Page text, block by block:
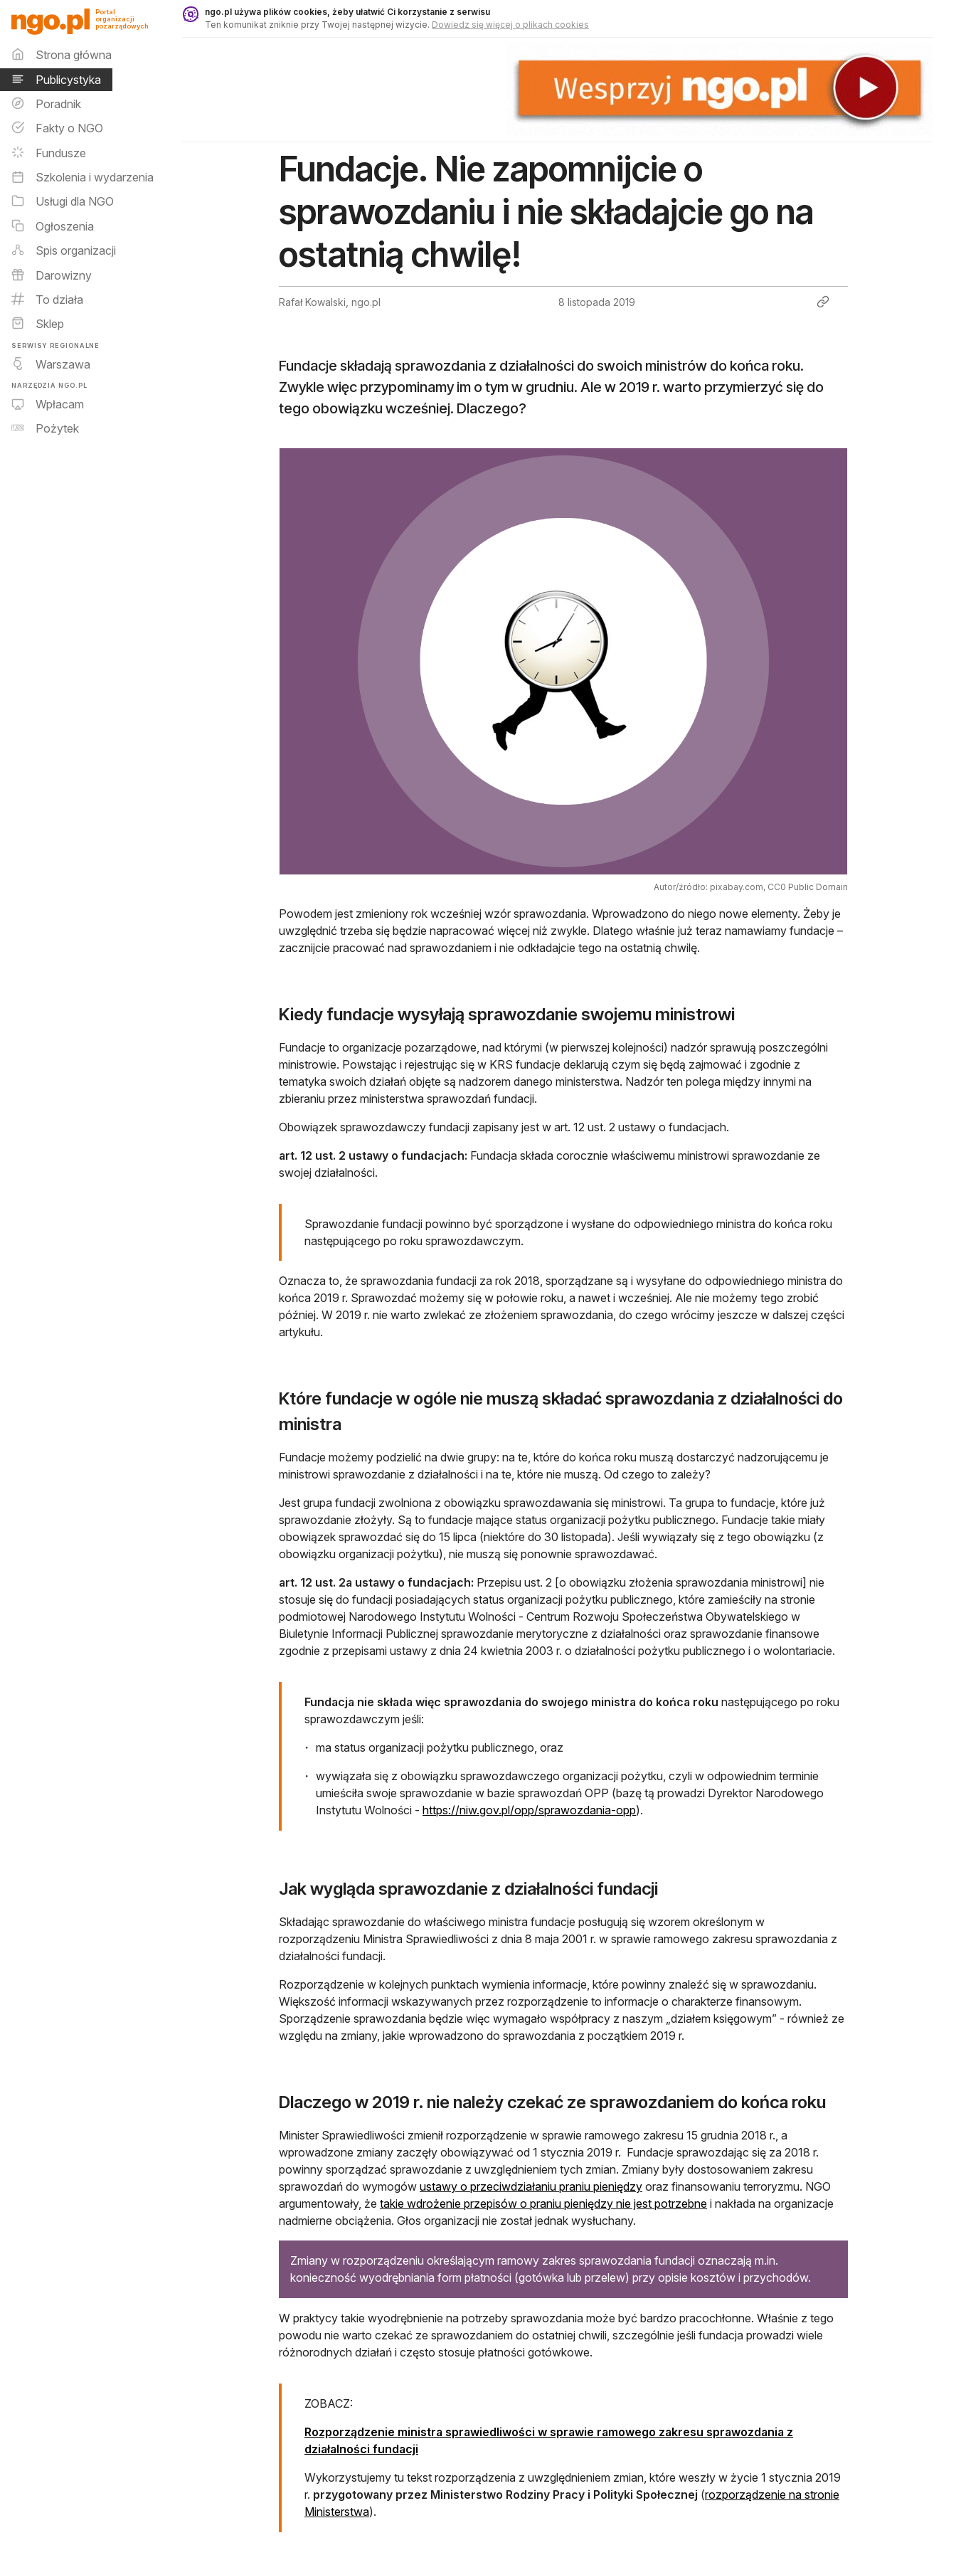
Publicystyka - ngo.pl
Portal
organizacji
pozarządowych
Menu główne
Strona główna
Publicystyka
Poradnik
Fakty o NGO
Fundusze
Szkolenia i wydarzenia
Usługi dla NGO
Ogłoszenia
Spis organizacji
Darowizny
To działa
Sklep
SERWISY REGIONALNE
Warszawa
NARZĘDZIA NGO.PL
Wpłacam
Pożytek
ngo.pl używa plików cookies, żeby ułatwić Ci korzystanie z serwisu
Ten komunikat zniknie przy Twojej następnej wizycie. Dowiedz się więcej o plikach cookies
Fundacje. Nie zapomnijcie o
sprawozdaniu i nie składajcie go na
ostatnią chwilę!
Rafał Kowalski, ngo.pl 8 listopada 2019
Fundacje składają sprawozdania z działalności do swoich ministrów do końca roku.
Zwykle więc przypominamy im o tym w grudniu. Ale w 2019 r. warto przymierzyć się do
tego obowiązku wcześniej. Dlaczego?
Autor/źródło: pixabay.com, CC0 Public Domain
Powodem jest zmieniony rok wcześniej wzór sprawozdania. Wprowadzono do niego nowe elementy. Żeby je
uwzględnić trzeba się będzie napracować więcej niż zwykle. Dlatego właśnie już teraz namawiamy fundacje –
zacznijcie pracować nad sprawozdaniem i nie odkładajcie tego na ostatnią chwilę.
Kiedy fundacje wysyłają sprawozdanie swojemu ministrowi
Fundacje to organizacje pozarządowe, nad którymi (w pierwszej kolejności) nadzór sprawują poszczególni
ministrowie. Powstając i rejestrując się w KRS fundacje deklarują czym się będą zajmować i zgodnie z
tematyka swoich działań objęte są nadzorem danego ministerstwa. Nadzór ten polega między innymi na
zbieraniu przez ministerstwa sprawozdań fundacji.
Obowiązek sprawozdawczy fundacji zapisany jest w art. 12 ust. 2 ustawy o fundacjach.
art. 12 ust. 2 ustawy o fundacjach: Fundacja składa corocznie właściwemu ministrowi sprawozdanie ze
swojej działalności.
Sprawozdanie fundacji powinno być sporządzone i wysłane do odpowiedniego ministra do końca roku
następującego po roku sprawozdawczym.
Oznacza to, że sprawozdania fundacji za rok 2018, sporządzane są i wysyłane do odpowiedniego ministra do
końca 2019 r. Sprawozdać możemy się w połowie roku, a nawet i wcześniej. Ale nie możemy tego zrobić
później. W 2019 r. nie warto zwlekać ze złożeniem sprawozdania, do czego wrócimy jeszcze w dalszej części
artykułu.
Które fundacje w ogóle nie muszą składać sprawozdania z działalności do
ministra
Fundacje możemy podzielić na dwie grupy: na te, które do końca roku muszą dostarczyć nadzorującemu je
ministrowi sprawozdanie z działalności i na te, które nie muszą. Od czego to zależy?
Jest grupa fundacji zwolniona z obowiązku sprawozdawania się ministrowi. Ta grupa to fundacje, które już
sprawozdanie złożyły. Są to fundacje mające status organizacji pożytku publicznego. Fundacje takie miały
obowiązek sprawozdać się do 15 lipca (niektóre do 30 listopada). Jeśli wywiązały się z tego obowiązku (z
obowiązku organizacji pożytku), nie muszą się ponownie sprawozdawać.
art. 12 ust. 2a ustawy o fundacjach: Przepisu ust. 2 [o obowiązku złożenia sprawozdania ministrowi] nie
stosuje się do fundacji posiadających status organizacji pożytku publicznego, które zamieściły na stronie
podmiotowej Narodowego Instytutu Wolności - Centrum Rozwoju Społeczeństwa Obywatelskiego w
Biuletynie Informacji Publicznej sprawozdanie merytoryczne z działalności oraz sprawozdanie finansowe
zgodnie z przepisami ustawy z dnia 24 kwietnia 2003 r. o działalności pożytku publicznego i o wolontariacie.
Fundacja nie składa więc sprawozdania do swojego ministra do końca roku następującego po roku
sprawozdawczym jeśli:
ma status organizacji pożytku publicznego, oraz
wywiązała się z obowiązku sprawozdawczego organizacji pożytku, czyli w odpowiednim terminie
umieściła swoje sprawozdanie w bazie sprawozdań OPP (bazę tą prowadzi Dyrektor Narodowego
Instytutu Wolności - https://niw.gov.pl/opp/sprawozdania-oppotwiera się w nowej karcie
).
Jak wygląda sprawozdanie z działalności fundacji
Składając sprawozdanie do właściwego ministra fundacje posługują się wzorem określonym w
rozporządzeniu Ministra Sprawiedliwości z dnia 8 maja 2001 r. w sprawie ramowego zakresu sprawozdania z
działalności fundacji.
Rozporządzenie w kolejnych punktach wymienia informacje, które powinny znaleźć się w sprawozdaniu.
Większość informacji wskazywanych przez rozporządzenie to informacje o charakterze finansowym.
Sporządzenie sprawozdania będzie więc wymagało współpracy z naszym „działem księgowym” - również ze
względu na zmiany, jakie wprowadzono do sprawozdania z początkiem 2019 r.
Dlaczego w 2019 r. nie należy czekać ze sprawozdaniem do końca roku
Minister Sprawiedliwości zmienił rozporządzenie w sprawie ramowego zakresu 15 grudnia 2018 r., a
wprowadzone zmiany zaczęły obowiązywać od 1 stycznia 2019 r. Fundacje sprawozdając się za 2018 r.
powinny sporządzać sprawozdanie z uwzględnieniem tych zmian. Zmiany były dostosowaniem zakresu
sprawozdań do wymogów ustawy o przeciwdziałaniu praniu pieniędzy oraz finansowaniu terroryzmu. NGO
argumentowały, że takie wdrożenie przepisów o praniu pieniędzy nie jest potrzebne i nakłada na organizacje
nadmierne obciążenia. Głos organizacji nie został jednak wysłuchany.
Zmiany w rozporządzeniu określającym ramowy zakres sprawozdania fundacji oznaczają m.in.
konieczność wyodrębniania form płatności (gotówka lub przelew) przy opisie kosztów i przychodów.
W praktycy takie wyodrębnienie na potrzeby sprawozdania może być bardzo pracochłonne. Właśnie z tego
powodu nie warto czekać ze sprawozdaniem do ostatniej chwili, szczególnie jeśli fundacja prowadzi wiele
różnorodnych działań i często stosuje płatności gotówkowe.
ZOBACZ:
Rozporządzenie ministra sprawiedliwości w sprawie ramowego zakresu sprawozdania z
działalności fundacji
Wykorzystujemy tu tekst rozporządzenia z uwzględnieniem zmian, które weszły w życie 1 stycznia 2019
r. przygotowany przez Ministerstwo Rodziny Pracy i Polityki Społecznej (rozporządzenie na stronie
Ministerstwaotwiera się w nowej karcie
).